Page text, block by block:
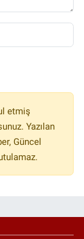
etmiş
Yazılan
Güncel